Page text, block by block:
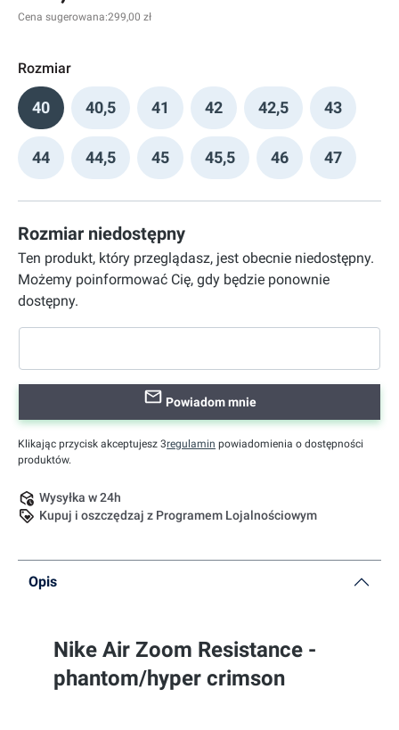
Cena sugerowana:299,00 zł
Rozmiar
40 40,5 41 42 42,5 43
44 44,5 45 45,5 46 47
Rozmiar niedostępny
Ten produkt, który przeglądasz, jest obecnie niedostępny.
Możemy poinformować Cię, gdy będzie ponownie
dostępny.
Powiadom mnie
Klikając przycisk akceptujesz 3regulamin powiadomienia o dostępności
produktów.
Wysyłka w 24h
Kupuj i oszczędzaj z Programem Lojalnościowym
Opis
Nike Air Zoom Resistance -
phantom/hyper crimson